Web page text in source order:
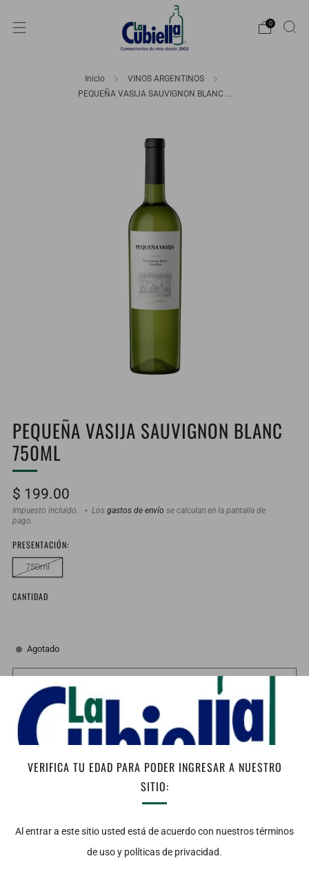
VERIFICA TU EDAD PARA PODER INGRESAR A NUESTRO
SITIO:
Al entrar a este sitio usted está de acuerdo con nuestros términos
de uso y políticas de privacidad.
0
Inicio
VINOS ARGENTINOS
PEQUEÑA VASIJA SAUVIGNON BLANC ...
PEQUEÑA VASIJA SAUVIGNON BLANC
750ML
Precio
habitual
$ 199.00
Impuesto incluido. Los gastos de envío se calculan en la pantalla de
pago.
PRESENTACIÓN:
750ml
CANTIDAD
Agotado
FacebookTwitter
Notas de Cata:
Vista: Color amarillo con tonalidades verdes.
Nariz: Aromas muy intensos a frutas blancas, como duraznos y
Boca: Vino fresco, frutado de muy buen equilibrio de acidez.
Maridaje: Mariscos, Comidas ligeras a base de Verduras y Pastas